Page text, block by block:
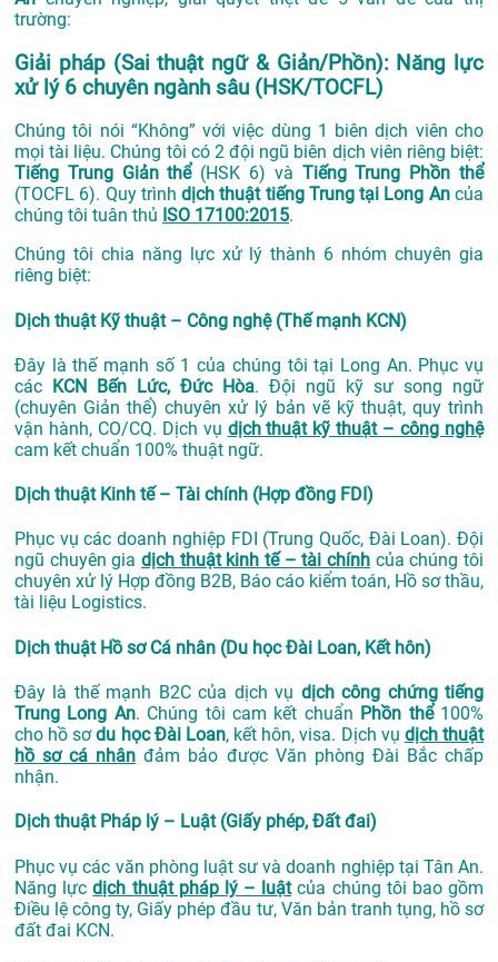
trường:
Giải pháp (Sai thuật ngữ & Giản/Phồn): Năng lực
xử lý 6 chuyên ngành sâu (HSK/TOCFL)
Chúng tôi nói “Không” với việc dùng 1 biên dịch viên cho
mọi tài liệu. Chúng tôi có 2 đội ngũ biên dịch viên riêng biệt:
Tiếng Trung Giản thể(HSK 6) và Tiếng Trung Phồn thể
(TOCFL 6). Quy trìnhdịch thuật tiếng Trung tại Long Ancủa
chúng tôi tuân thủ ISO 17100:2015.
Chúng tôi chia năng lực xử lý thành 6 nhóm chuyên gia
riêng biệt:
Dịch thuật Kỹ thuật – Công nghệ (Thế mạnh KCN)
Đây là thế mạnh số 1 của chúng tôi tại Long An. Phục vụ
các KCN Bến Lức, Đức Hòa. Đội ngũ kỹ sư song ngữ
(chuyên Giản thể) chuyên xử lý bản vẽ kỹ thuật, quy trình
vận hành, CO/CQ. Dịch vụ dịch thuật kỹ thuật – công nghệ
cam kết chuẩn 100% thuật ngữ.
Dịch thuật Kinh tế – Tài chính (Hợp đồng FDI)
Phục vụ các doanh nghiệp FDI (Trung Quốc, Đài Loan). Đội
ngũ chuyên gia dịch thuật kinh tế – tài chính của chúng tôi
chuyên xử lý Hợp đồng B2B, Báo cáo kiểm toán, Hồ sơ thầu,
tài liệu Logistics.
Dịch thuật Hồ sơ Cá nhân (Du học Đài Loan, Kết hôn)
Đây là thế mạnh B2C của dịch vụ dịch công chứng tiếng
Trung Long An. Chúng tôi cam kết chuẩn Phồn thể100%
cho hồ sơdu học Đài Loan, kết hôn, visa. Dịch vụ dịch thuật
hồ sơ cá nhân đảm bảo được Văn phòng Đài Bắc chấp
nhận.
Dịch thuật Pháp lý – Luật (Giấy phép, Đất đai)
Phục vụ các văn phòng luật sư và doanh nghiệp tại Tân An.
Năng lựcdịch thuật pháp lý – luậtcủa chúng tôi bao gồm
Điều lệ công ty, Giấy phép đầu tư, Văn bản tranh tụng, hồ sơ
đất đai KCN.